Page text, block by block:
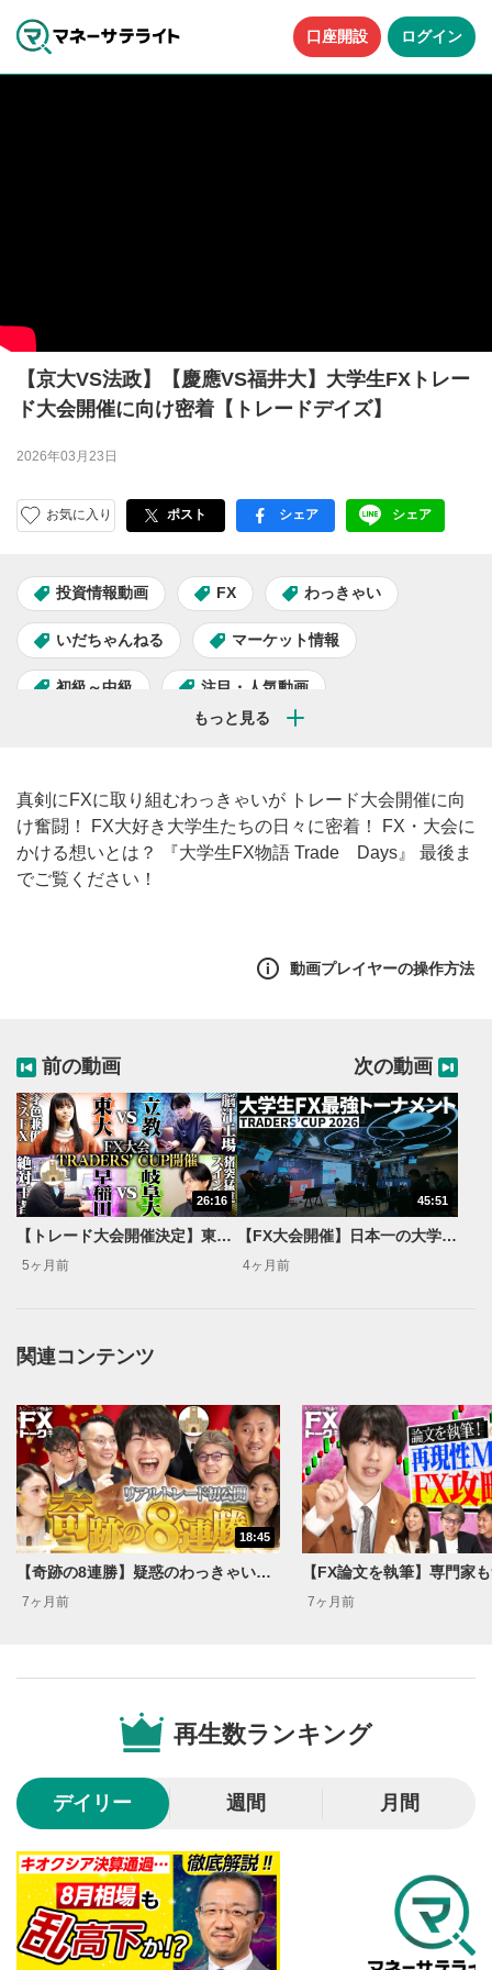
口座開設 ログイン
【京大VS法政】【慶應VS福井大】大学生FXトレー
ド大会開催に向け密着【トレードデイズ】
2026年03月23日
お気に入り ポスト facebook
シェア LINE
シェア
投資情報動画 FX わっきゃい
いだちゃんねる マーケット情報
初級～中級 注目・人気動画
真剣にFXに取り組むわっきゃいが トレード大会開催に向
け奮闘！ FX大好き大学生たちの日々に密着！ FX・大会に
かける想いとは？ 『大学生FX物語 Trade Days』 最後ま
でご覧ください！
動画プレイヤーの操作方法
1
動画再生エリア
一時停止します。
2
動画タイトル
動画タイトルが表示されます。クリックすると
YouTubeサイトに移動します。
後で見る
クリックするとYouTubeの「後で見る」の再生リスト
SNSやメールなどで動画を共有・シェアすることがで
スマートフォンで視聴の場合は動画再生エリア右上のメニュ
ー内にあります。
5
シークバー
再生位置を示しています。再生したい位置をクリック
するとその位置から動画が再生されます。
6
再生ボタン
動画が再生または一時停止します。
前の動画
26:16
【トレード大会開催決定】東大VS立教/早稲田VS岐阜大/試合報告と日々のトレードに密着【トレードデイズ】
5ヶ月前
次の動画
45:51
【FX大会開催】日本一の大学生トレーダーを決めるトーナメントを開催！【トレードデイズ】
4ヶ月前
関連コンテンツ
18:45
【奇跡の8連勝】疑惑のわっきゃいがリアルトレードに挑戦し実力を証明!?
7ヶ月前 7ヶ月前
再生数ランキング
デイリー 週間 月間